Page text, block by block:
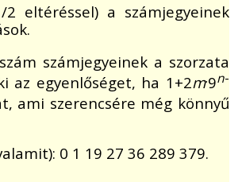
eltéréssel) a számjegyeinek
számjegyeinek a szorzata
az egyenlőséget, ha 1+2m.9n-
ami szerencsére még könnyű
0 1 19 27 36 289 379.